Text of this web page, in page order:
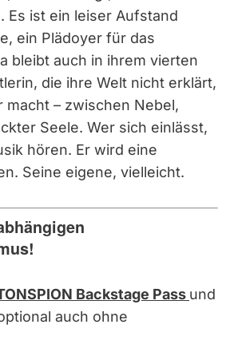
Es ist ein leiser Aufstand
ein Plädoyer für das
bleibt auch in ihrem vierten
die ihre Welt nicht erklärt,
macht – zwischen Nebel,
Seele. Wer sich einlässt,
hören. Er wird eine
Seine eigene, vielleicht.
Backstage Pass und
auch ohne